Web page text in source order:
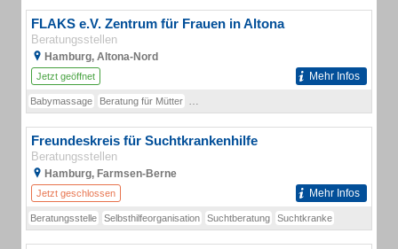
FLAKS e.V. Zentrum für Frauen in Altona
Beratungsstellen
Hamburg, Altona-Nord
Jetzt geöffnet Mehr Infos
Babymassage Beratung für Mütter
Freundeskreis für Suchtkrankenhilfe
Beratungsstellen
Hamburg, Farmsen-Berne
Jetzt geschlossen Mehr Infos
Beratungsstelle Selbsthilfeorganisation Suchtberatung Suchtkranke